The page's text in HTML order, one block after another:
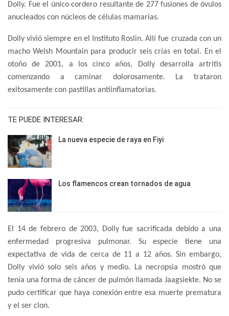
Dolly. Fue el único cordero resultante de 277 fusiones de óvulos
anucleados con núcleos de células mamarias.
Dolly vivió siempre en el Instituto Roslin. Allí fue cruzada con un
macho Welsh Mountain para producir seis crías en total. En el
otoño de 2001, a los cinco años, Dolly desarrolla artritis
comenzando a caminar dolorosamente. La trataron
exitosamente con pastillas antiinflamatorias.
TE PUEDE INTERESAR:
La nueva especie de raya en Fiyi
Los flamencos crean tornados de agua
El 14 de febrero de 2003, Dolly fue sacrificada debido a una
enfermedad progresiva pulmonar. Su especie tiene una
expectativa de vida de cerca de 11 a 12 años. Sin embargo,
Dolly vivió solo seis años y medio. La necropsia mostró que
tenía una forma de cáncer de pulmón llamada Jaagsiekte. No se
pudo certificar que haya conexión entre esa muerte prematura
y el ser clon.